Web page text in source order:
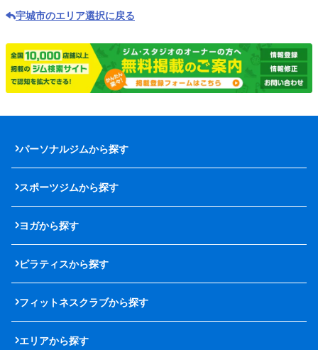
宇城市のエリア選択に戻る
パーソナルジムから探す
スポーツジムから探す
ヨガから探す
ピラティスから探す
フィットネスクラブから探す
エリアから探す